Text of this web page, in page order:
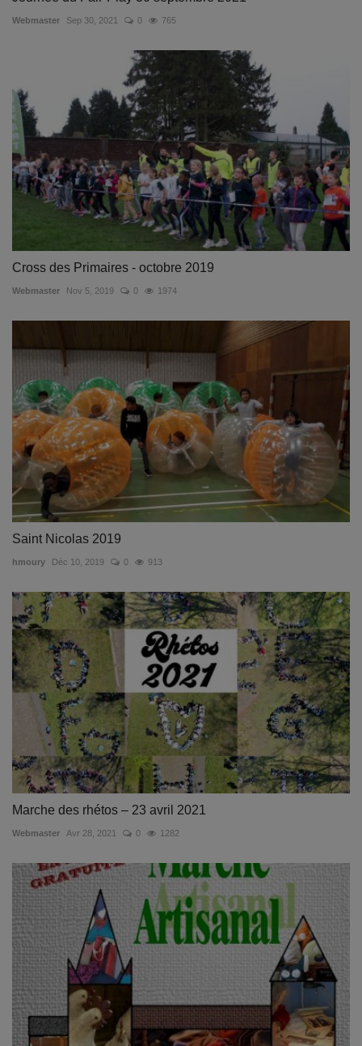
Webmaster Sep 30, 2021 0 765
Cross des Primaires - octobre 2019
Webmaster Nov 5, 2019 0 1974
Saint Nicolas 2019
hmoury Déc 10, 2019 0 913
Marche des rhétos – 23 avril 2021
Webmaster Avr 28, 2021 0 1282